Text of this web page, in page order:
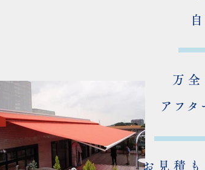
万
アフタ
お見積